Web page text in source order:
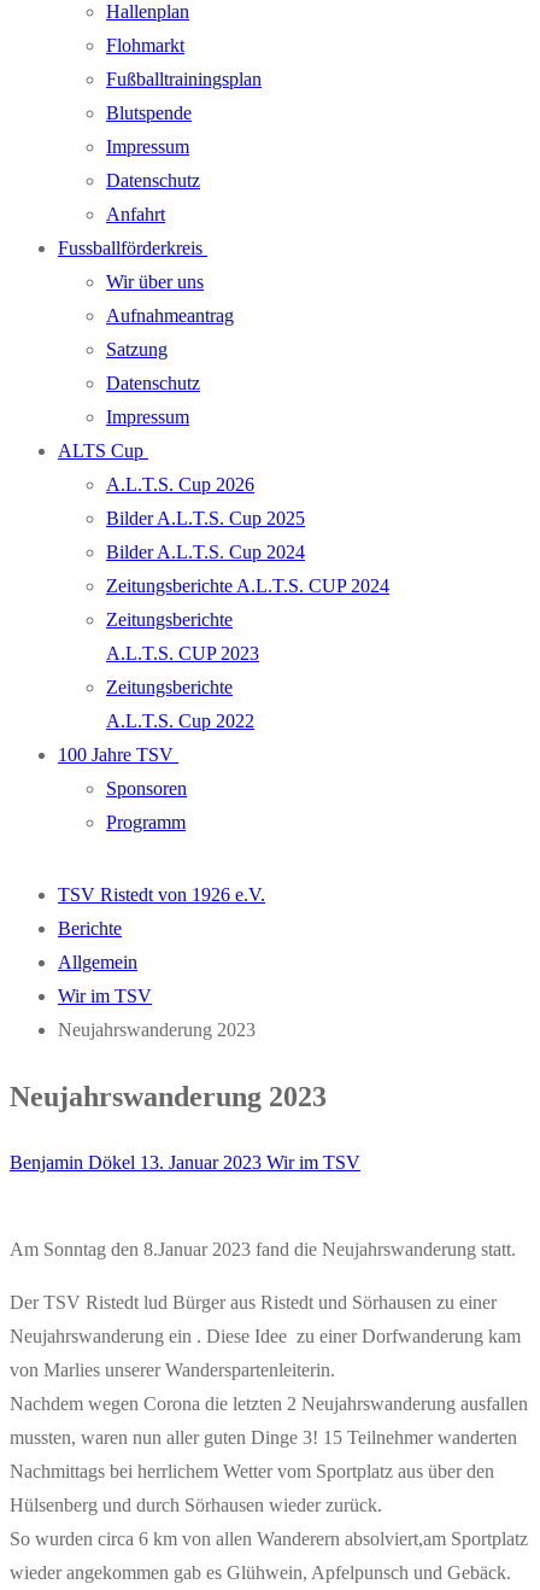
Hallenplan
Flohmarkt
Fußballtrainingsplan
Blutspende
Impressum
Datenschutz
Anfahrt
Fussballförderkreis
Wir über uns
Aufnahmeantrag
Satzung
Datenschutz
Impressum
ALTS Cup
A.L.T.S. Cup 2026
Bilder A.L.T.S. Cup 2025
Bilder A.L.T.S. Cup 2024
Zeitungsberichte A.L.T.S. CUP 2024
Zeitungsberichte
A.L.T.S. CUP 2023
Zeitungsberichte
A.L.T.S. Cup 2022
100 Jahre TSV
Sponsoren
Programm
TSV Ristedt von 1926 e.V.
Berichte
Allgemein
Wir im TSV
Neujahrswanderung 2023
Neujahrswanderung 2023
Benjamin Dökel 13. Januar 2023 Wir im TSV
Am Sonntag den 8.Januar 2023 fand die Neujahrswanderung statt.
Der TSV Ristedt lud Bürger aus Ristedt und Sörhausen zu einer
Neujahrswanderung ein . Diese Idee zu einer Dorfwanderung kam
von Marlies unserer Wanderspartenleiterin.
Nachdem wegen Corona die letzten 2 Neujahrswanderung ausfallen
mussten, waren nun aller guten Dinge 3! 15 Teilnehmer wanderten
Nachmittags bei herrlichem Wetter vom Sportplatz aus über den
Hülsenberg und durch Sörhausen wieder zurück.
So wurden circa 6 km von allen Wanderern absolviert,am Sportplatz
wieder angekommen gab es Glühwein, Apfelpunsch und Gebäck.